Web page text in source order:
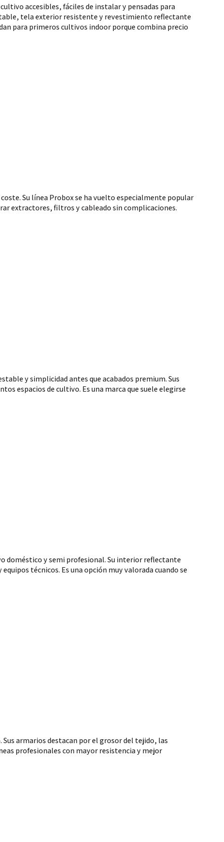
accesibles, fáciles de instalar y pensadas para
tela exterior resistente y revestimiento reflectante
para primeros cultivos indoor porque combina precio
Su línea Probox se ha vuelto especialmente popular
extractores, filtros y cableado sin complicaciones.
y simplicidad antes que acabados premium. Sus
espacios de cultivo. Es una marca que suele elegirse
doméstico y semi profesional. Su interior reflectante
técnicos. Es una opción muy valorada cuando se
Sus armarios destacan por el grosor del tejido, las
profesionales con mayor resistencia y mejor